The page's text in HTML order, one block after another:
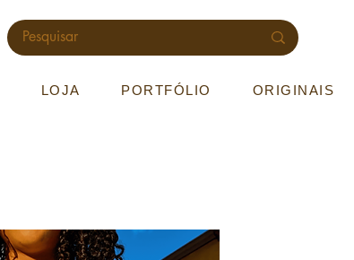
LOJA PORTFÓLIO ORIGINAIS